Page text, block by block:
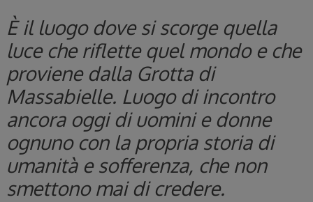
È il luogo dove si scorge quella
luce che riflette quel mondo e che
proviene dalla Grotta di
Massabielle. Luogo di incontro
ancora oggi di uomini e donne
ognuno con la propria storia di
umanità e sofferenza, che non
smettono mai di credere.